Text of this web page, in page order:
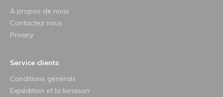
A propos de nous
Contactez nous
Privacy
Service clients
Conditions générals
Expédition et la livraison